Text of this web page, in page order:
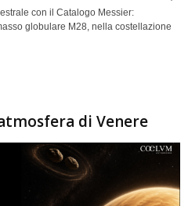
con il Catalogo Messier:
globulare M28, nella costellazione
di Venere